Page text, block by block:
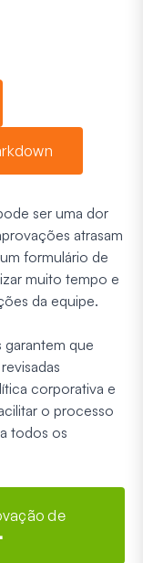
ser uma dor
atrasam
formulário de
muito tempo e
da equipe.
garantem que
corporativa e
o processo
todos os
de